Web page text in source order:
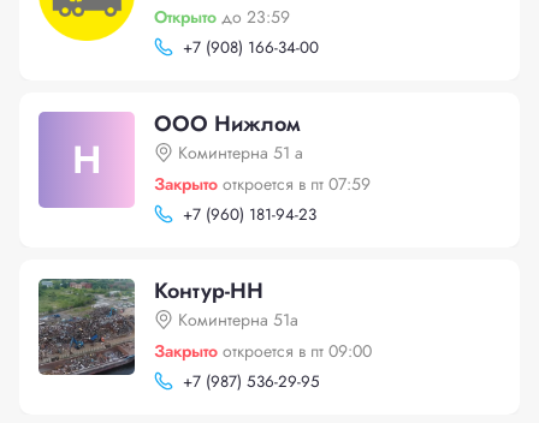
Открыто до 23:59
+7 (908) 166-34-00
Н
ООО Нижлом
Коминтерна 51 а
Закрыто откроется в пт 07:59
+7 (960) 181-94-23
Контур-НН
Коминтерна 51а
Закрыто откроется в пт 09:00
+7 (987) 536-29-95